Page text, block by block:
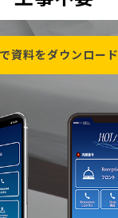
資料をダウンロード